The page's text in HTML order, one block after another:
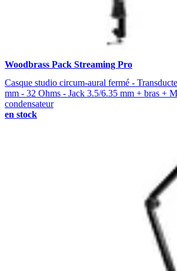
Woodbrass Pack Streaming Pro
Casque studio circum-aural fermé -
mm - 32 Ohms - Jack 3.5/6.35 mm + bras +
condensateur
en stock